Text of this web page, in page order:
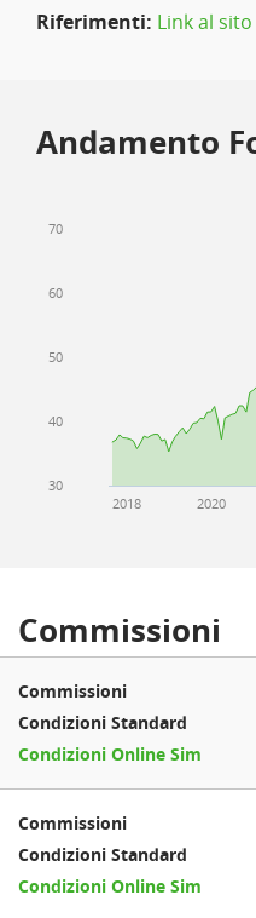
Riferimenti: Link al sito
Andamento
2018 2020
30
40
50
60
70
Commissioni